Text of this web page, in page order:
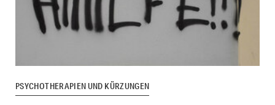
PSYCHOTHERAPIEN UND KÜRZUNGEN